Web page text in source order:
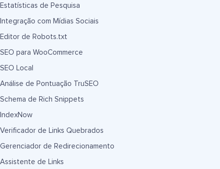
Estatísticas de Pesquisa
Integração com Mídias Sociais
Editor de Robots.txt
SEO para WooCommerce
SEO Local
Análise de Pontuação TruSEO
Schema de Rich Snippets
IndexNow
Verificador de Links Quebrados
Gerenciador de Redirecionamento
Assistente de Links